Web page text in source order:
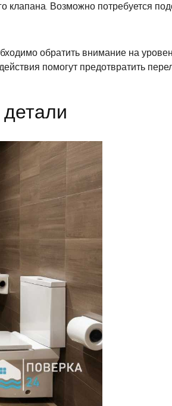
клапана. Возможно потребуется
обратить внимание на
помогут предотвратить